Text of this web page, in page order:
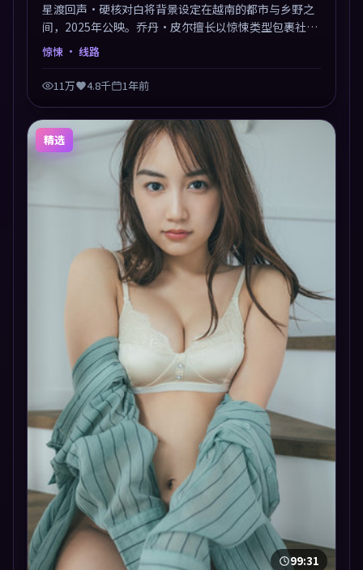
星渡回声·硬核对白将背景设定在越南的都市与乡野之
间，2025年公映。乔丹·皮尔擅长以惊悚类型包裹社会
议题，节奏张弛有度，留白处耐人寻味。剪辑利落，悬
惊悚 · 线路
11万 4.8千 1年前
精选
99:31